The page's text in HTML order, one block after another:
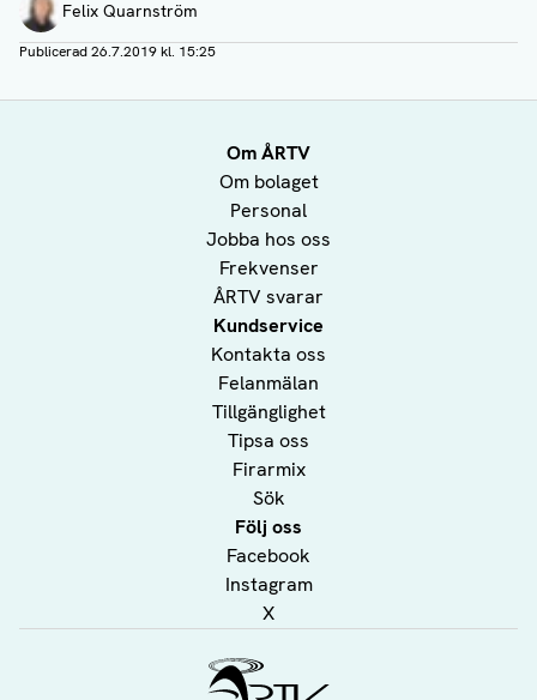
Felix Quarnström
Publicerad26.7.2019 kl. 15:25
Om ÅRTV
Om bolaget
Personal
Jobba hos oss
Frekvenser
ÅRTV svarar
Kundservice
Kontakta oss
Felanmälan
Tillgänglighet
Tipsa oss
Firarmix
Sök
Följ oss
Facebook
Instagram
X